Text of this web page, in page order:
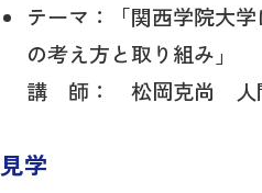
テーマ：「関西学院大
の考え方と取り組み」
講 師： 松岡克尚 人
見学